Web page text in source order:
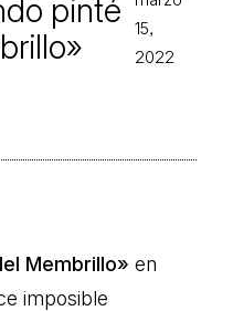
pinté
15,
2022
Membrillo» en
imposible